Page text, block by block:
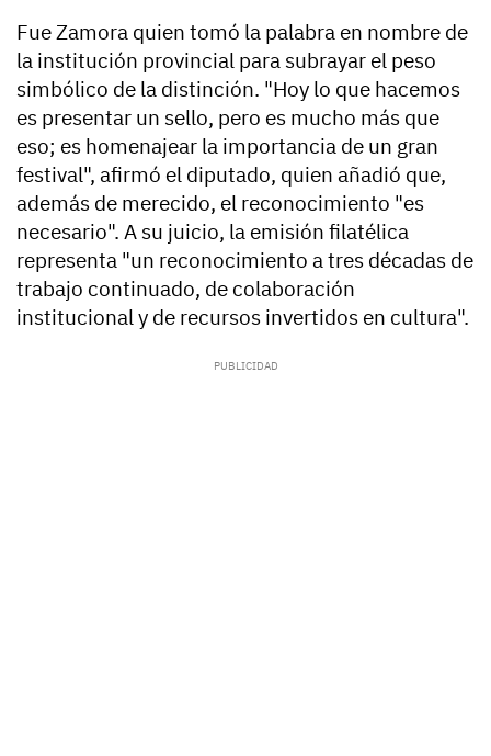
Fue Zamora quien tomó la palabra en nombre de
la institución provincial para subrayar el peso
simbólico de la distinción. "Hoy lo que hacemos
es presentar un sello, pero es mucho más que
eso; es homenajear la importancia de un gran
festival", afirmó el diputado, quien añadió que,
además de merecido, el reconocimiento "es
necesario". A su juicio, la emisión filatélica
representa "un reconocimiento a tres décadas de
trabajo continuado, de colaboración
institucional y de recursos invertidos en cultura".